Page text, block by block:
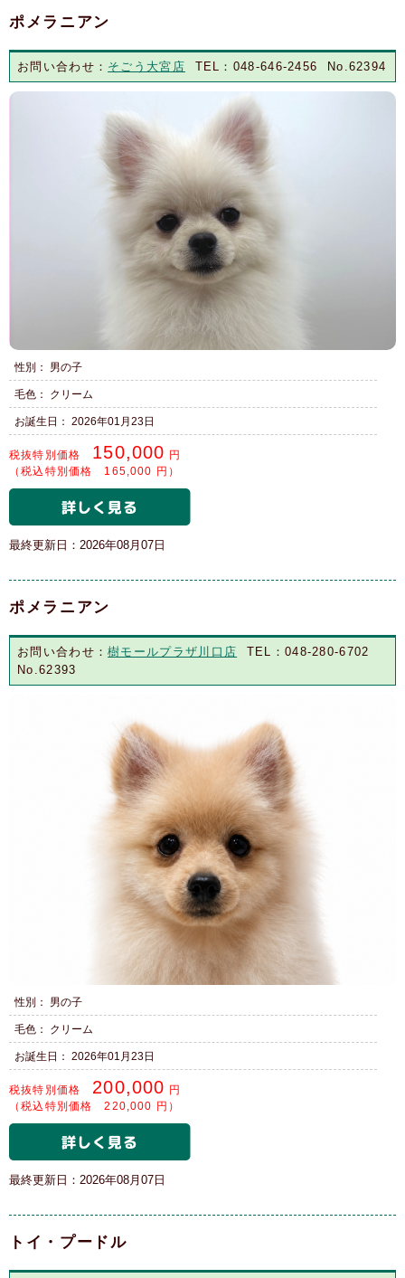
ポメラニアン
お問い合わせ： そごう大宮店 TEL：048-646-2456 No.62394
性別： 男の子
毛色： クリーム
お誕生日： 2026年01月23日
税抜特別価格 150,000 円
（税込特別価格 165,000 円）
最終更新日：2026年08月07日
ポメラニアン
お問い合わせ：樹モールプラザ川口店 TEL：048-280-6702
No.62393
性別： 男の子
毛色： クリーム
お誕生日： 2026年01月23日
税抜特別価格 200,000 円
（税込特別価格 220,000 円）
最終更新日：2026年08月07日
トイ・プードル